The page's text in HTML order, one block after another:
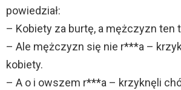
powiedział:
– Kobiety za burtę, a mężczyzn ten
– Ale mężczyzn się nie r***a –
kobiety.
– A o i owszem r***a – krzyknęli